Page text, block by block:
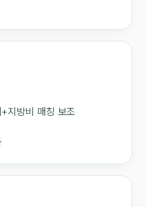
지방비 매칭 보조